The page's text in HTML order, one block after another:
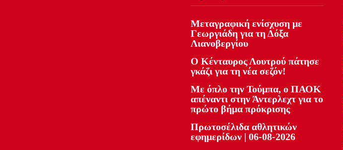
Μεταγραφική ενίσχυση με
Γεωργιάδη για τη Δόξα
Λιανοβεργίου
Ο Κένταυρος Λουτρού πάτησε
γκάζι για τη νέα σεζόν!
Με όπλο την Τούμπα, ο ΠΑΟΚ
απέναντι στην Άντερλεχτ για το
πρώτο βήμα πρόκρισης
Πρωτοσέλιδα αθλητικών
εφημερίδων | 06-08-2026